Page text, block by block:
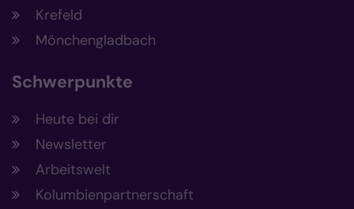
Krefeld
Mönchengladbach
Schwerpunkte
Heute bei dir
Newsletter
Arbeitswelt
Kolumbienpartnerschaft